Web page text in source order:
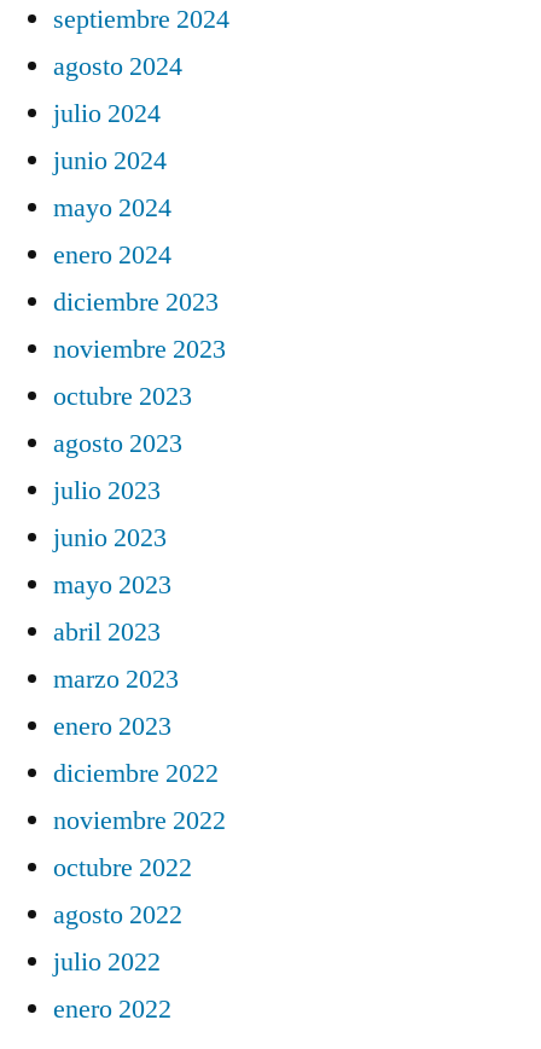
septiembre 2024
agosto 2024
julio 2024
junio 2024
mayo 2024
enero 2024
diciembre 2023
noviembre 2023
octubre 2023
agosto 2023
julio 2023
junio 2023
mayo 2023
abril 2023
marzo 2023
enero 2023
diciembre 2022
noviembre 2022
octubre 2022
agosto 2022
julio 2022
enero 2022